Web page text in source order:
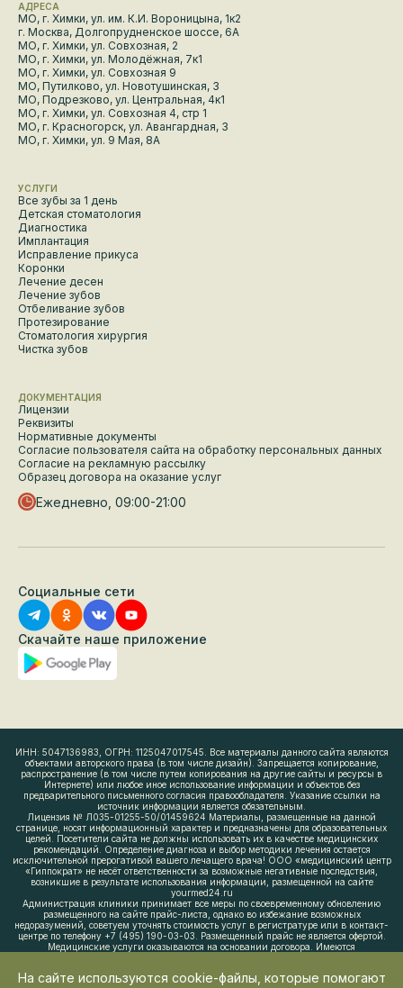
АДРЕСА
МО, г. Химки, ул. им. К.И. Вороницына, 1к2
г. Москва, Долгопрудненское шоссе, 6А
МО, г. Химки, ул. Совхозная, 2
МО, г. Химки, ул. Молодёжная, 7к1
МО, г. Химки, ул. Совхозная 9
МО, Путилково, ул. Новотушинская, 3
МО, Подрезково, ул. Центральная, 4к1
МО, г. Химки, ул. Совхозная 4, стр 1
МО, г. Красногорск, ул. Авангардная, 3
МО, г. Химки, ул. 9 Мая, 8А
УСЛУГИ
Все зубы за 1 день
Детская стоматология
Диагностика
Имплантация
Исправление прикуса
Коронки
Лечение десен
Лечение зубов
Отбеливание зубов
Протезирование
Стоматология хирургия
Чистка зубов
ДОКУМЕНТАЦИЯ
Лицензии
Реквизиты
Нормативные документы
Согласие пользователя сайта на обработку персональных данных
Согласие на рекламную рассылку
Образец договора на оказание услуг
Ежедневно, 09:00-21:00
Социальные сети
Скачайте наше приложение
ИНН: 5047136983, ОГРН: 1125047017545. Все материалы данного сайта являются
объектами авторского права (в том числе дизайн). Запрещается копирование,
распространение (в том числе путем копирования на другие сайты и ресурсы в
Интернете) или любое иное использование информации и объектов без
предварительного письменного согласия правообладателя. Указание ссылки на
источник информации является обязательным.
Лицензия № Л035-01255-50/01459624 Материалы, размещенные на данной
странице, носят информационный характер и предназначены для образовательных
целей. Посетители сайта не должны использовать их в качестве медицинских
рекомендаций. Определение диагноза и выбор методики лечения остается
исключительной прерогативой вашего лечащего врача! ООО «медицинский центр
«Гиппократ» не несёт ответственности за возможные негативные последствия,
возникшие в результате использования информации, размещенной на сайте
yourmed24.ru
Администрация клиники принимает все меры по своевременному обновлению
размещенного на сайте прайс-листа, однако во избежание возможных
недоразумений, советуем уточнять стоимость услуг в регистратуре или в контакт-
центре по телефону +7 (495) 190-03-03. Размещенный прайс не является офертой.
Медицинские услуги оказываются на основании договора. Имеются
На сайте используются cookie-файлы, которые помогают